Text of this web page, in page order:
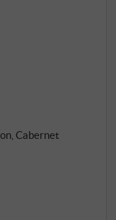
primario si
uno strato di
La sua
in
tra qualche
Cabernet